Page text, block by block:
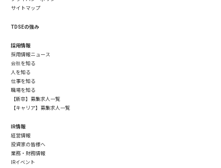
サイトマップ
TDSEの強み
採用情報
採用情報ニュース
会社を知る
人を知る
仕事を知る
職場を知る
【新卒】募集求人一覧
【キャリア】募集求人一覧
IR情報
経営情報
投資家の皆様へ
業務・財務情報
IRイベント